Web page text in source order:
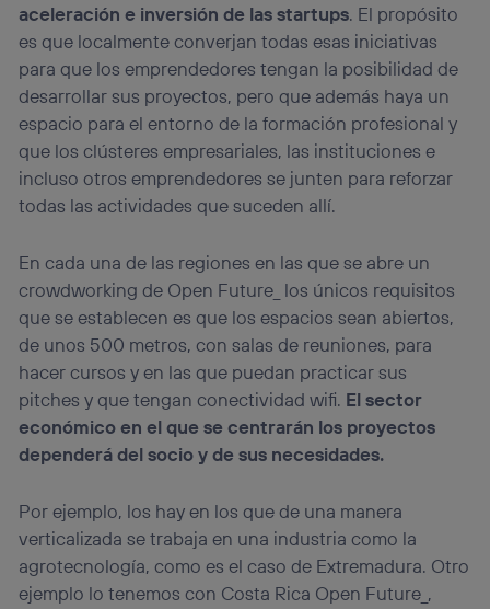
aceleración e inversión de las startups. El propósito
es que localmente converjan todas esas iniciativas
para que los emprendedores tengan la posibilidad de
desarrollar sus proyectos, pero que además haya un
espacio para el entorno de la formación profesional y
que los clústeres empresariales, las instituciones e
incluso otros emprendedores se junten para reforzar
todas las actividades que suceden allí.
En cada una de las regiones en las que se abre un
crowdworking de Open Future_ los únicos requisitos
que se establecen es que los espacios sean abiertos,
de unos 500 metros, con salas de reuniones, para
hacer cursos y en las que puedan practicar sus
pitches y que tengan conectividad wifi. El sector
económico en el que se centrarán los proyectos
dependerá del socio y de sus necesidades.
Por ejemplo, los hay en los que de una manera
verticalizada se trabaja en una industria como la
agrotecnología, como es el caso de Extremadura. Otro
ejemplo lo tenemos con Costa Rica Open Future_,